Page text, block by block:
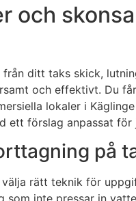
och
ditt taks skick,
och effektivt. Du
lokaler i
ett förslag anpassat för
på
rätt teknik för